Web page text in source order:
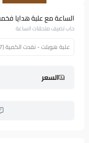
الساعة مع علبة هدايا
حاب تضيف ملحقات الساعة
علبة هوبلت - نفدت الكمية (66.57 $)
السعر